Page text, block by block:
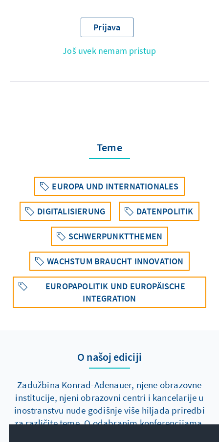
Prijava
Još uvek nemam pristup
Teme
EUROPA UND INTERNATIONALES
DIGITALISIERUNG DATENPOLITIK
SCHWERPUNKTTHEMEN
WACHSTUM BRAUCHT INNOVATION
EUROPAPOLITIK UND EUROPÄISCHE
INTEGRATION
O našoj ediciji
Zadužbina Konrad-Adenauer, njene obrazovne
institucije, njeni obrazovni centri i kancelarije u
inostranstvu nude godišnje više hiljada priredbi
za različite teme. O odabranim konferencijama,